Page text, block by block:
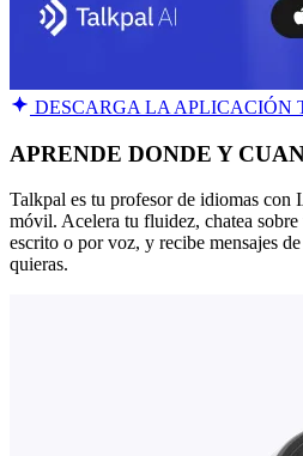
DESCARGA LA APLICACIÓN
APRENDE DONDE Y
Talkpal es tu profesor de idiomas
móvil. Acelera tu fluidez, chatea sobre
escrito o por voz, y recibe mensajes
quieras.